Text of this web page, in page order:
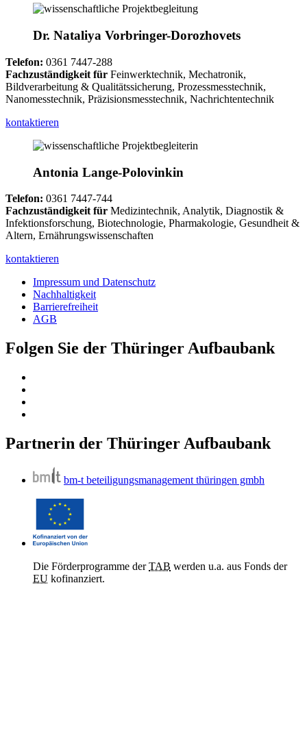
Dr. Nataliya Vorbringer-Dorozhovets
Telefon: 0361 7447-288
Fachzuständigkeit für Feinwerktechnik, Mechatronik,
Bildverarbeitung & Qualitätssicherung, Prozessmesstechnik,
Nanomesstechnik, Präzisionsmesstechnik, Nachrichtentechnik
kontaktieren
Antonia Lange-Polovinkin
Telefon: 0361 7447-744
Fachzuständigkeit für Medizintechnik, Analytik, Diagnostik &
Infektionsforschung, Biotechnologie, Pharmakologie, Gesundheit &
Altern, Ernährungswissenschaften
kontaktieren
Impressum und Datenschutz
Nachhaltigkeit
Barrierefreiheit
AGB
Folgen Sie der Thüringer Aufbaubank
Partnerin der Thüringer Aufbaubank
bm-t beteiligungsmanagement thüringen gmbh
Die Förderprogramme derTAB werden u.a. aus Fonds der
EU kofinanziert.